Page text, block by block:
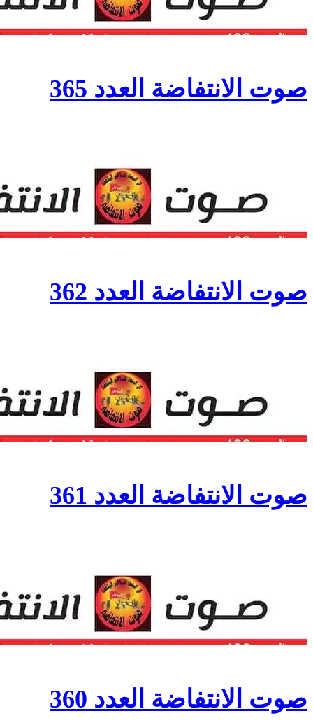
صوت الانتفاضة العدد 365
صوت الانتفاضة العدد 362
صوت الانتفاضة العدد 361
صوت الانتفاضة العدد 360